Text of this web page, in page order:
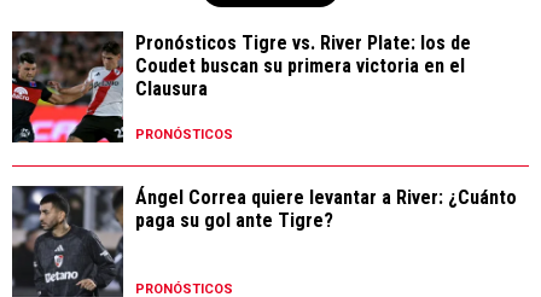
Pronósticos Tigre vs. River Plate: los de
Coudet buscan su primera victoria en el
Clausura
PRONÓSTICOS
Ángel Correa quiere levantar a River: ¿Cuánto
paga su gol ante Tigre?
PRONÓSTICOS